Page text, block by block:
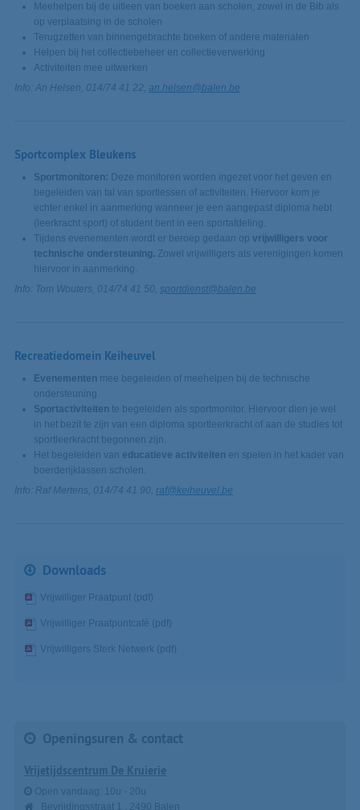
Meehelpen bij de uitleen van boeken aan scholen, zowel in de Bib als
op verplaatsing in de scholen
Terugzetten van binnengebrachte boeken of andere materialen
Helpen bij het collectiebeheer en collectieverwerking
Activiteiten mee uitwerken
Info: An Helsen, 014/74 41 22, an.helsen@balen.be
Sportcomplex Bleukens
Sportmonitoren: Deze monitoren worden ingezet voor het geven en
begeleiden van tal van sportlessen of activiteiten. Hiervoor kom je
echter enkel in aanmerking wanneer je een aangepast diploma hebt
(leerkracht sport) of student bent in een sportafdeling.
Tijdens evenementen wordt er beroep gedaan op vrijwilligers voor
technische ondersteuning. Zowel vrijwilligers als verenigingen komen
hiervoor in aanmerking.
Info: Tom Wouters, 014/74 41 50, sportdienst@balen.be
Recreatiedomein Keiheuvel
Evenementen mee begeleiden of meehelpen bij de technische
ondersteuning.
Sportactiviteiten te begeleiden als sportmonitor. Hiervoor dien je wel
in het bezit te zijn van een diploma sportleerkracht of aan de studies tot
sportleerkracht begonnen zijn.
Het begeleiden van educatieve activiteiten en spelen in het kader van
boerderijklassen scholen.
Info: Raf Mertens, 014/74 41 90, raf@keiheuvel.be
Downloads
Vrijwilliger Praatpunt (pdf)
Vrijwilliger Praatpuntcafé (pdf)
Vrijwilligers Sterk Netwerk (pdf)
Openingsuren & contact
Vrijetijdscentrum De Kruierie
Open vandaag: 10u - 20u
Bevrijdingsstraat 1
2490 Balen